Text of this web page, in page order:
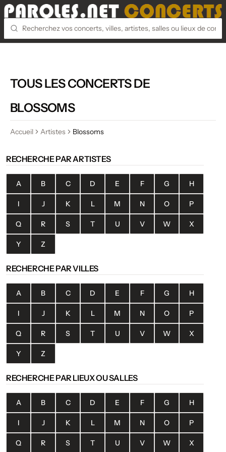
TOUS LES CONCERTS DE
BLOSSOMS
Accueil Artistes Blossoms
RECHERCHE PAR ARTISTES
A B C D E F G H
I J K L M N O P
Q R S T U V W X
Y Z
RECHERCHE PAR VILLES
A B C D E F G H
I J K L M N O P
Q R S T U V W X
Y Z
RECHERCHE PAR LIEUX OU SALLES
A B C D E F G H
I J K L M N O P
Q R S T U V W X